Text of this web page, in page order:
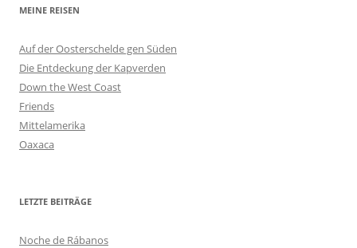
MEINE REISEN
Auf der Oosterschelde gen Süden
Die Entdeckung der Kapverden
Down the West Coast
Friends
Mittelamerika
Oaxaca
LETZTE BEITRÄGE
Noche de Rábanos